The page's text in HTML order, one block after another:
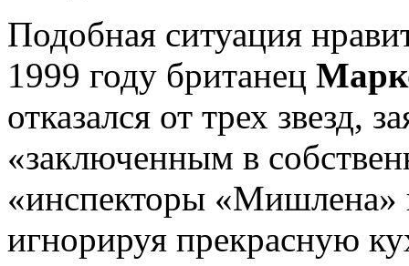
Подобная ситуация
1999 году британец
отказался от трех звезд,
«заключенным в
«инспекторы «Мишлена»
игнорируя прекрасную